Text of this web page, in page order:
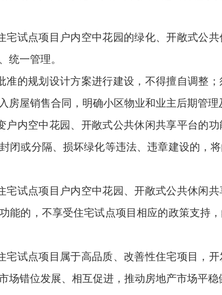
宅试点项目户内空中花园的绿化、开敞式公
统一管理。
准的规划设计方案进行建设，不得擅自调整
房屋销售合同 ， 明确小区物业和业主后期管理
户内空中花园、开敞式公共休闲共享平台的
闭或分隔、损坏绿化等违法、违章建设的，
宅试点项目户内空中花园、开敞式公共休闲
能的，不享受住宅试点项目相应的政策支持
宅试点项目属于高品质、改善性住宅项目，
场错位发展、相互促进，推动房地产市场平稳